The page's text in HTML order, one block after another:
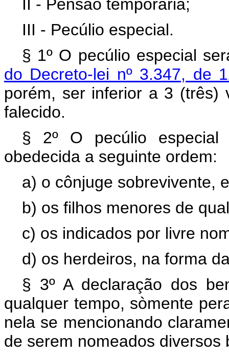
II - Pensão temporária;
III - Pecúlio especial.
§ 1º O pecúlio especial
do Decreto-lei nº 3.347, de
porém, ser inferior a 3 (três)
falecido.
§ 2º O pecúlio especial
obedecida a seguinte ordem:
a) o cônjuge sobrevivente,
b) os filhos menores de
c) os indicados por livre
d) os herdeiros, na forma
§ 3º A declaração dos
qualquer tempo, sòmente
nela se mencionando
de serem nomeados diversos